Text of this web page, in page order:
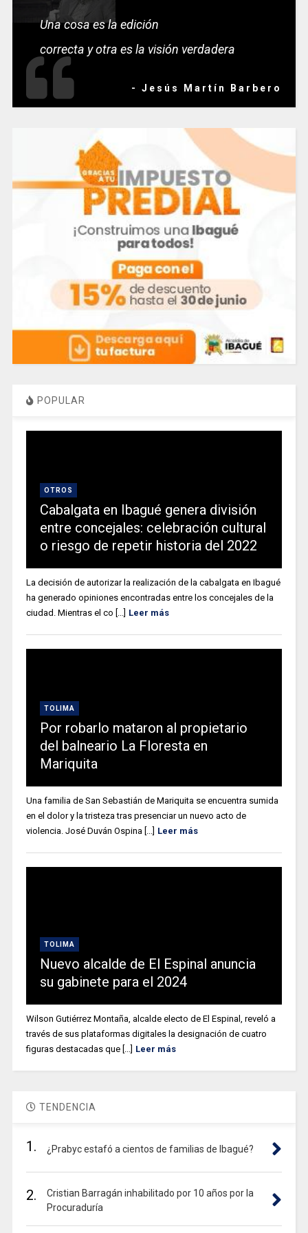
Una cosa es la edición
correcta y otra es la visión verdadera
- Jesús Martín Barbero
POPULAR
OTROS
Cabalgata en Ibagué genera división
entre concejales: celebración cultural
o riesgo de repetir historia del 2022
La decisión de autorizar la realización de la cabalgata en Ibagué
ha generado opiniones encontradas entre los concejales de la
ciudad. Mientras el co [...] Leer más
TOLIMA
Por robarlo mataron al propietario
del balneario La Floresta en
Mariquita
Una familia de San Sebastián de Mariquita se encuentra sumida
en el dolor y la tristeza tras presenciar un nuevo acto de
violencia. José Duván Ospina [...] Leer más
TOLIMA
Nuevo alcalde de El Espinal anuncia
su gabinete para el 2024
Wilson Gutiérrez Montaña, alcalde electo de El Espinal, reveló a
través de sus plataformas digitales la designación de cuatro
figuras destacadas que [...] Leer más
TENDENCIA
1. ¿Prabyc estafó a cientos de familias de Ibagué?
2.
Cristian Barragán inhabilitado por 10 años por la
Procuraduría